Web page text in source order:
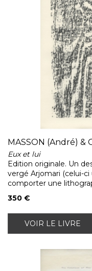
MASSON (André) &
Eux et lui
Edition originale. Un
vergé Arjomari (celui-
comporter une
350 €
VOIR LE LIVRE